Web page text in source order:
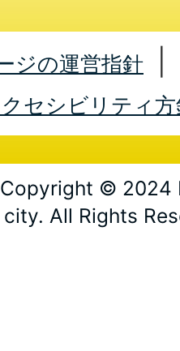
ジの運営指針
セシビリティ方
Copyright © 2024
city. All Rights